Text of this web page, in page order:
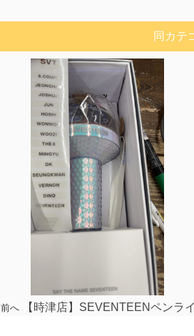
同カテ
前へ
【時津店】SEVENTEENペンラ